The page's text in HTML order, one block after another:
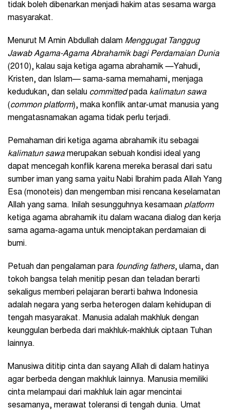
tidak boleh dibenarkan menjadi hakim atas sesama warga
masyarakat.
Menurut M Amin Abdullah dalam Menggugat Tanggug
Jawab Agama-Agama Abrahamik bagi Perdamaian Dunia
(2010), kalau saja ketiga agama abrahamik —Yahudi,
Kristen, dan Islam— sama-sama memahami, menjaga
kedudukan, dan selalu committedpada kalimatun sawa
(common platform), maka konflik antar-umat manusia yang
mengatasnamakan agama tidak perlu terjadi.
Pemahaman diri ketiga agama abrahamik itu sebagai
kalimatun sawamerupakan sebuah kondisi ideal yang
dapat mencegah konflik karena mereka berasal dari satu
sumber iman yang sama yaitu Nabi Ibrahim pada Allah Yang
Esa (monoteis) dan mengemban misi rencana keselamatan
Allah yang sama. Inilah sesungguhnya kesamaan platform
ketiga agama abrahamik itu dalam wacana dialog dan kerja
sama agama-agama untuk menciptakan perdamaian di
bumi.
Petuah dan pengalaman para founding fathers, ulama, dan
tokoh bangsa telah menitip pesan dan teladan berarti
sekaligus memberi pelajaran berarti bahwa Indonesia
adalah negara yang serba heterogen dalam kehidupan di
tengah masyarakat. Manusia adalah makhluk dengan
keunggulan berbeda dari makhluk-makhluk ciptaan Tuhan
lainnya.
Manusiwa dititip cinta dan sayang Allah di dalam hatinya
agar berbeda dengan makhluk lainnya. Manusia memiliki
cinta melampaui dari makhluk lain agar mencintai
sesamanya, merawat toleransi di tengah dunia. Umat